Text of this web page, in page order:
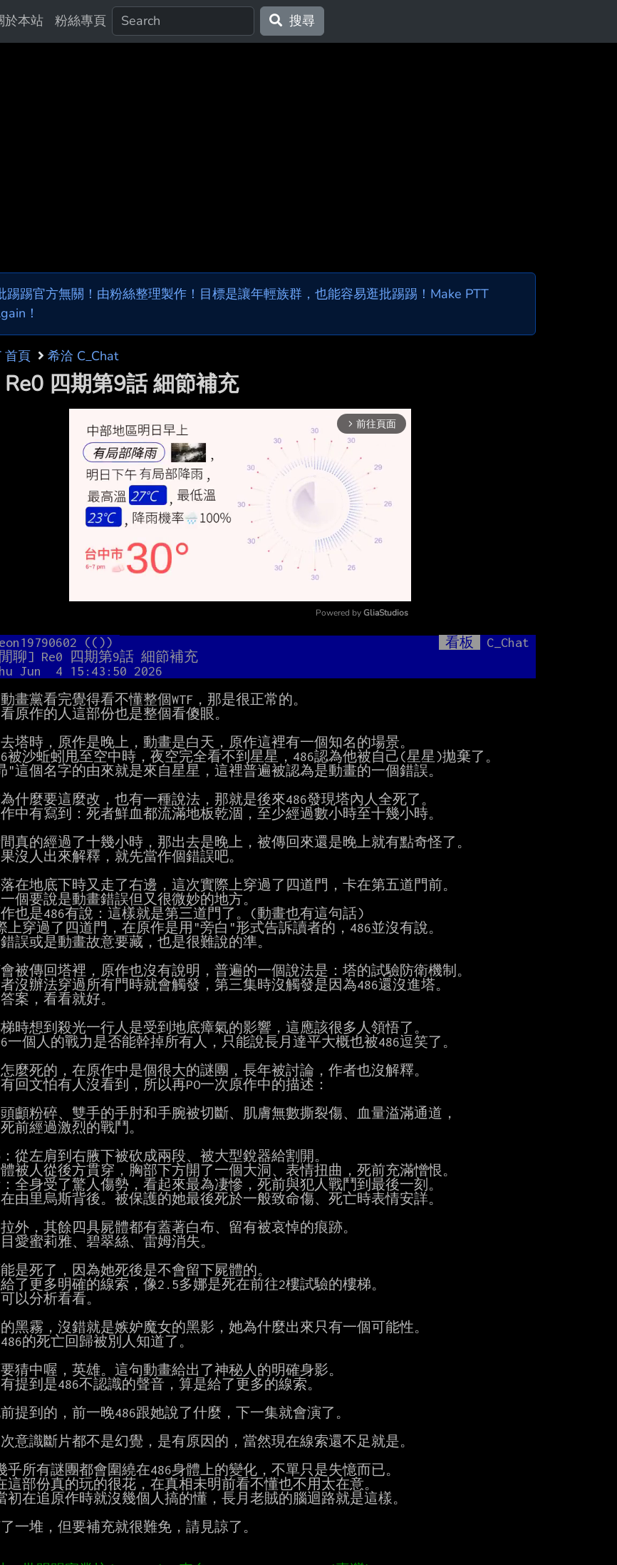
於本站 粉絲專頁 搜尋
踢踢官方無關！由粉絲整理製作！目標是讓年輕族群，也能容易逛批踢踢！Make PTT
！
首頁 希洽 C_Chat
四期第9話 細節補充
arrow_forward_ios 前往頁面
Powered by GliaStudios
(()) 看板
C_Chat
聊] Re0 四期第9話 細節補充
Jun  4 15:43:50 2026
畫黨看完覺得看不懂整個WTF，那是很正常的。
原作的人這部份也是整個看傻眼。
塔時，原作是晚上，動畫是白天，原作這裡有一個知名的場景。
真的經過了十幾小時，那出去是晚上，被傳回來還是晚上就有點奇怪了。
沒人出來解釋，就先當作個錯誤吧。
在地底下時又走了右邊，這次實際上穿過了四道門，卡在第五道門前。
個要說是動畫錯誤但又很微妙的地方。
也是486有說：這樣就是第三道門了。(動畫也有這句話)
被傳回塔裡，原作也沒有說明，普遍的一個說法是：塔的試驗防衛機制。
時想到殺光一行人是受到地底瘴氣的影響，這應該很多人領悟了。
麼死的，在原作中是個很大的謎團，長年被討論，作者也沒解釋。
顱粉碎、雙手的手肘和手腕被切斷、肌膚無數撕裂傷、血量溢滿通道，
從左肩到右腋下被砍成兩段、被大型銳器給割開。
被人從後方貫穿，胸部下方開了一個大洞、表情扭曲，死前充滿憎恨。
全身受了驚人傷勢，看起來最為凄慘，死前與犯人戰鬥到最後一刻。
由里烏斯背後。被保護的她最後死於一般致命傷、死亡時表情安詳。
外，其餘四具屍體都有蓋著白布、留有被哀悼的痕跡。
愛蜜莉雅、碧翠絲、雷姆消失。
是死了，因為她死後是不會留下屍體的。
了更多明確的線索，像2.5多娜是死在前往2樓試驗的樓梯。
以分析看看。
黑霧，沒錯就是嫉妒魔女的黑影，她為什麼出來只有一個可能性。
的死亡回歸被別人知道了。
猜中喔，英雄。這句動畫給出了神秘人的明確身影。
提到是486不認識的聲音，算是給了更多的線索。
提到的，前一晚486跟她說了什麼，下一集就會演了。
意識斷片都不是幻覺，是有原因的，當然現在線索還不足就是。
乎所有謎團都會圍繞在486身體上的變化，不單只是失憶而已。
一堆，但要補充就很難免，請見諒了。